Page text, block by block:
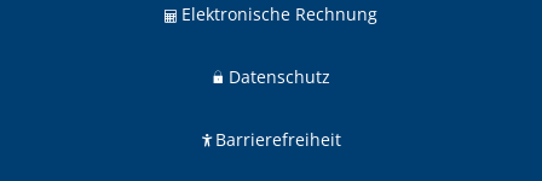
Elektronische Rechnung
Datenschutz
Barrierefreiheit